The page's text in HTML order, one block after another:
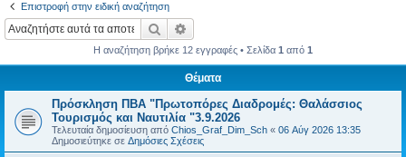
Επιστροφή στην ειδική αναζήτηση
Αναζήτηση
Η αναζήτηση βρήκε 12 εγγραφές • Σελίδα 1 από 1
Θέματα
Πρόσκληση ΠΒΑ "Πρωτοπόρες Διαδρομές: Θαλάσσιος
Τουρισμός και Ναυτιλία "3.9.2026
Τελευταία δημοσίευση από Chios_Graf_Dim_Sch « 06 Αύγ 2026 13:35
Δημοσιεύτηκε σε Δημόσιες Σχέσεις